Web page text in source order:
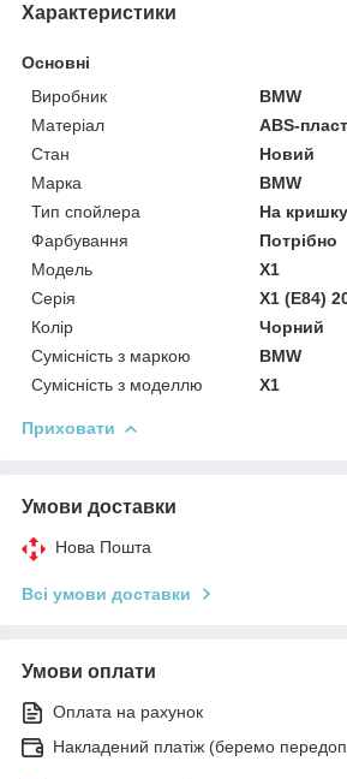
Характеристики
Основні
Виробник
BMW
Матеріал
ABS-
Стан
Новий
Марка
BMW
Тип спойлера
На
Фарбування
Потрібно
Модель
X1
Серія
X1 (E84)
Колір
Чорний
Сумісність з маркою
BMW
Сумісність з моделлю
X1
Приховати
Умови доставки
Нова Пошта
Всі умови доставки
Умови оплати
Оплата на рахунок
Накладений платіж (беремо